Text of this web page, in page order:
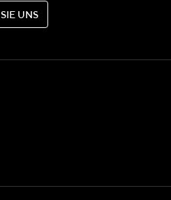
S E U NS
SIE UNS